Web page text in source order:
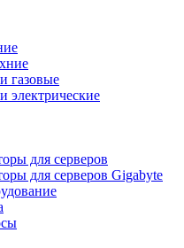
газовые
электрические
для серверов
для серверов Gigabyte